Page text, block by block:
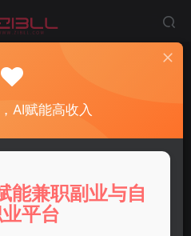
？轻松挣钱的方法揭秘！
关注 私信
的人选择在家做兼职工作。不
族，在家兼职都能帮助他们增
AI赋能高收入
能兼职副业与自
平台